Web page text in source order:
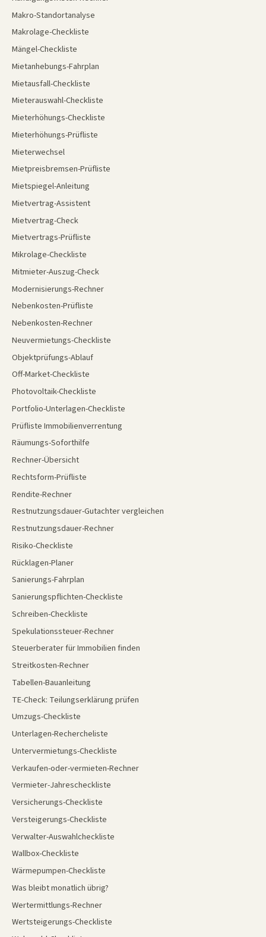
Makro-Standortanalyse
Makrolage-Checkliste
Mängel-Checkliste
Mietanhebungs-Fahrplan
Mietausfall-Checkliste
Mieterauswahl-Checkliste
Mieterhöhungs-Checkliste
Mieterhöhungs-Prüfliste
Mieterwechsel
Mietpreisbremsen-Prüfliste
Mietspiegel-Anleitung
Mietvertrag-Assistent
Mietvertrag-Check
Mietvertrags-Prüfliste
Mikrolage-Checkliste
Mitmieter-Auszug-Check
Modernisierungs-Rechner
Nebenkosten-Prüfliste
Nebenkosten-Rechner
Neuvermietungs-Checkliste
Objektprüfungs-Ablauf
Off-Market-Checkliste
Photovoltaik-Checkliste
Portfolio-Unterlagen-Checkliste
Prüfliste Immobilienverrentung
Räumungs-Soforthilfe
Rechner-Übersicht
Rechtsform-Prüfliste
Rendite-Rechner
Restnutzungsdauer-Gutachter vergleichen
Restnutzungsdauer-Rechner
Risiko-Checkliste
Rücklagen-Planer
Sanierungs-Fahrplan
Sanierungspflichten-Checkliste
Schreiben-Checkliste
Spekulationssteuer-Rechner
Steuerberater für Immobilien finden
Streitkosten-Rechner
Tabellen-Bauanleitung
TE-Check: Teilungserklärung prüfen
Umzugs-Checkliste
Unterlagen-Rechercheliste
Untervermietungs-Checkliste
Verkaufen-oder-vermieten-Rechner
Vermieter-Jahrescheckliste
Versicherungs-Checkliste
Versteigerungs-Checkliste
Verwalter-Auswahlcheckliste
Wallbox-Checkliste
Wärmepumpen-Checkliste
Was bleibt monatlich übrig?
Wertermittlungs-Rechner
Wertsteigerungs-Checkliste